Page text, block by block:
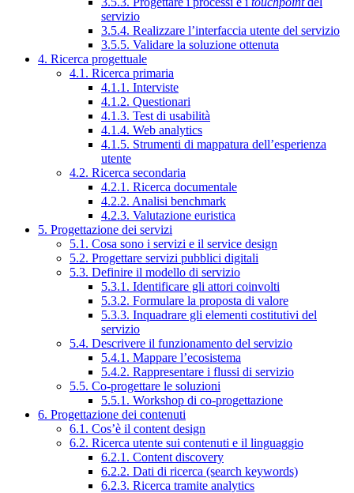
servizio
3.5.4. Realizzare l’interfaccia utente del servizio
3.5.5. Validare la soluzione ottenuta
4. Ricerca progettuale
4.1. Ricerca primaria
4.1.1. Interviste
4.1.2. Questionari
4.1.3. Test di usabilità
4.1.4. Web analytics
4.1.5. Strumenti di mappatura dell’esperienza
utente
4.2. Ricerca secondaria
4.2.1. Ricerca documentale
4.2.2. Analisi benchmark
4.2.3. Valutazione euristica
5. Progettazione dei servizi
5.1. Cosa sono i servizi e il service design
5.2. Progettare servizi pubblici digitali
5.3. Definire il modello di servizio
5.3.1. Identificare gli attori coinvolti
5.3.2. Formulare la proposta di valore
5.3.3. Inquadrare gli elementi costitutivi del
servizio
5.4. Descrivere il funzionamento del servizio
5.4.1. Mappare l’ecosistema
5.4.2. Rappresentare i flussi di servizio
5.5. Co-progettare le soluzioni
5.5.1. Workshop di co-progettazione
6. Progettazione dei contenuti
6.1. Cos’è il content design
6.2. Ricerca utente sui contenuti e il linguaggio
6.2.1. Content discovery
6.2.2. Dati di ricerca (search keywords)
6.2.3. Ricerca tramite analytics